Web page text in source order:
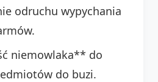
odruchu wypychania
niemowlaka** do
do buzi.